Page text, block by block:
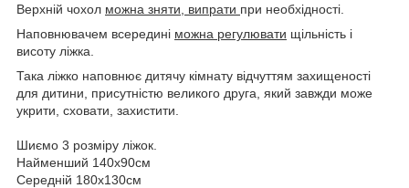
Верхній чохол можна зняти, випрати при необхідності.
Наповнювачем всередині можна регулювати щільність і
висоту ліжка.
Така ліжко наповнює дитячу кімнату відчуттям захищеності
для дитини, присутністю великого друга, який завжди може
укрити, сховати, захистити.
Шиємо 3 розміру ліжок.
Найменший 140х90см
Середній 180х130см